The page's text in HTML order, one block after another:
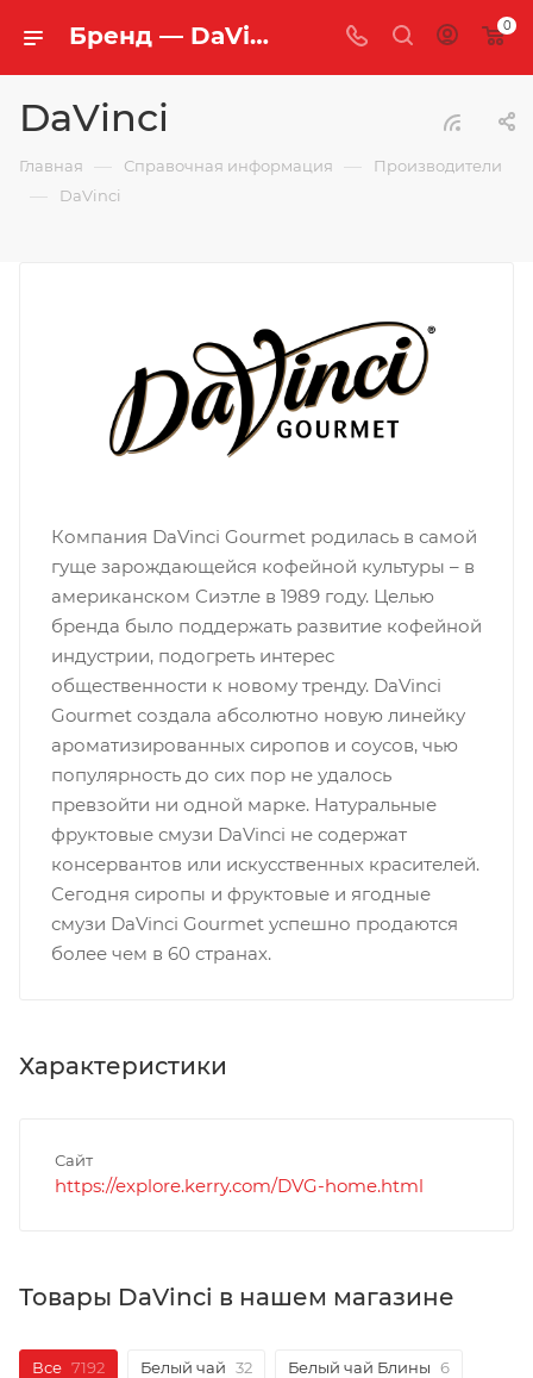
Бренд — DaVinci | «Легенда Чая» 0
DaVinci
Главная — Справочная информация — Производители
— DaVinci
Компания DaVinci Gourmet родилась в самой
гуще зарождающейся кофейной культуры – в
американском Сиэтле в 1989 году. Целью
бренда было поддержать развитие кофейной
индустрии, подогреть интерес
общественности к новому тренду. DaVinci
Gourmet создала абсолютно новую линейку
ароматизированных сиропов и соусов, чью
популярность до сих пор не удалось
превзойти ни одной марке. Натуральные
фруктовые смузи DaVinci не содержат
консервантов или искусственных красителей.
Сегодня сиропы и фруктовые и ягодные
смузи DaVinci Gourmet успешно продаются
более чем в 60 странах.
Характеристики
Сайт
https://explore.kerry.com/DVG-home.html
Товары DaVinci в нашем магазине
Все 7192 Белый чай 32 Белый чай Блины 6